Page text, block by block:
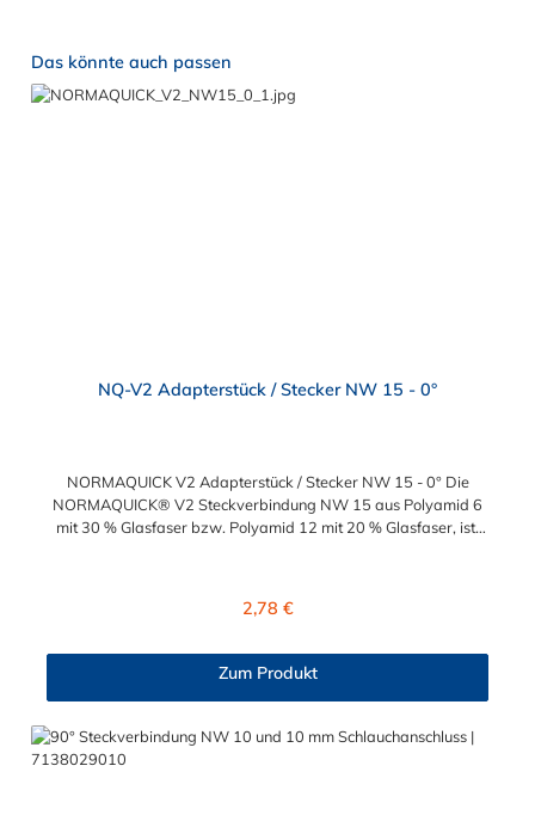
Produktgalerie überspringen
Das könnte auch passen
NQ-V2 Adapterstück / Stecker NW 15 - 0°
NORMAQUICK V2 Adapterstück / Stecker NW 15 - 0° Die
NORMAQUICK® V2 Steckverbindung NW 15 aus Polyamid 6
mit 30 % Glasfaser bzw. Polyamid 12 mit 20 % Glasfaser, ist
Hier sehen Sie ein paar Verbindungsbeispiele für
mit Kraftstoffleitungen Be- und Entlüftungsleitungen
Regulärer Preis:
2,78 €
Zum Produkt